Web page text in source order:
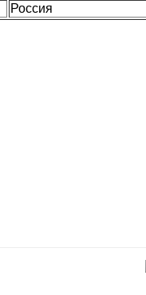
Россия